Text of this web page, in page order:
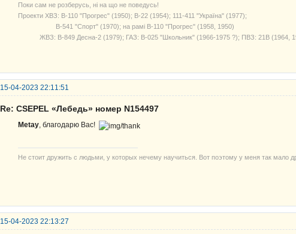
Поки сам не розберусь, ні на що не поведусь!
Проекти ХВЗ: В-110 "Прогрес" (1950); В-22 (1954); 111-411 "Україна" (1977);
В-541 "Спорт" (1970); на рамі В-110 "Прогрес" (1958, 1950)
ЖВЗ: В-849 Десна-2 (1979); ГАЗ: В-025 "Школьник" (1966-1975 ?); ПВЗ: 21В (1964,
15-04-2023 22:11:51
Re: CSEPEL «Лебедь» номер N154497
Metay, благодарю Вас!
Не стоит дружить с людьми, у которых нечему научиться. Вот поэтому у меня так мало
15-04-2023 22:13:27